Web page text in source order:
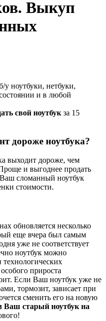
Выкуп
ноутбуки, нетбуки,
и в любой
свой ноутбук за 15
дороже ноутбука?
выходит дороже, чем
и выгоднее продать
сломанный ноутбук
стоимости.
обновляется несколько
еще вчера был самым
уже не соответствует
ноутбук можно
технологических
прироста
Если Ваш ноутбук уже не
тормозит, зависает при
сменить его на новую
Ваш старый ноутбук на